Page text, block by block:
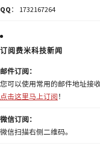
QQ ： 1732167264
订阅费米科技新闻
邮件订阅：
您可以使用常用的邮件地址接
点击这里马上订阅 ！
微信订阅：
微信扫描右侧二维码。